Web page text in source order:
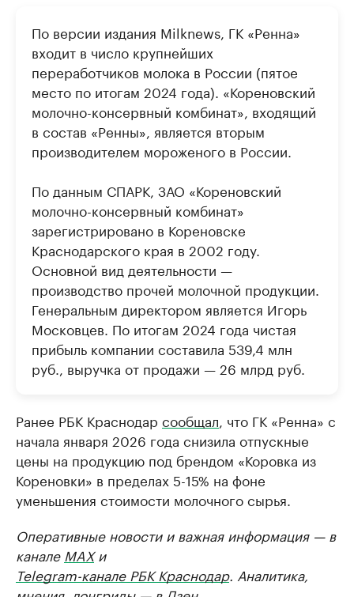
По версии издания Milknews, ГК «Ренна»
входит в число крупнейших
переработчиков молока в России (пятое
место по итогам 2024 года). «Кореновский
молочно-консервный комбинат», входящий
в состав «Ренны», является вторым
производителем мороженого в России.
По данным СПАРК, ЗАО «Кореновский
молочно-консервный комбинат»
зарегистрировано в Кореновске
Краснодарского края в 2002 году.
Основной вид деятельности —
производство прочей молочной продукции.
Генеральным директором является Игорь
Московцев. По итогам 2024 года чистая
прибыль компании составила 539,4 млн
руб., выручка от продажи — 26 млрд руб.
Ранее РБК Краснодар сообщал , что ГК «Ренна» с
начала января 2026 года снизила отпускные
цены на продукцию под брендом «Коровка из
Кореновки» в пределах 5-15% на фоне
уменьшения стоимости молочного сырья.
Оперативные новости и важная информация — в
канале MAXи
Telegram-канале РБК Краснодар. Аналитика,